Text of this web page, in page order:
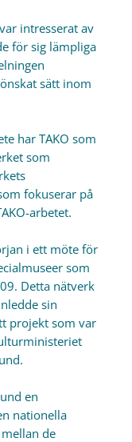
intresserat av
för sig lämpliga
sätt inom
har TAKO som
som
fokuserar på
arbetet.
i ett möte för
som
Detta nätverk
sin
projekt som var
en
nationella
de